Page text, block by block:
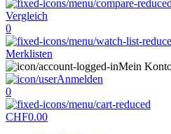
Vergleich
0
Merklisten
Mein
Anmelden
0
CHF0.00